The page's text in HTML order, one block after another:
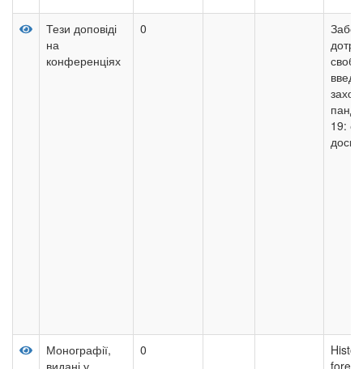
Тези доповіді
на
конференціях
0
19:
досвід
Монографії,
видані у
0